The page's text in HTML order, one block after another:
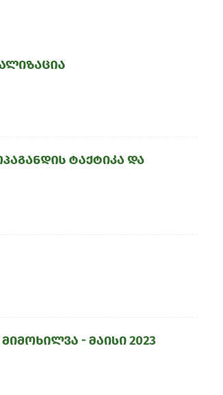
ტაქტიკა და
- მაისი 2023